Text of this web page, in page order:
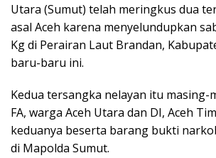
Utara (Sumut) telah meringkus dua
asal Aceh karena menyelundupkan
Kg di Perairan Laut Brandan,
baru-baru ini.
Kedua tersangka nelayan itu masing-
FA, warga Aceh Utara dan DI, Aceh
keduanya beserta barang bukti
di Mapolda Sumut.